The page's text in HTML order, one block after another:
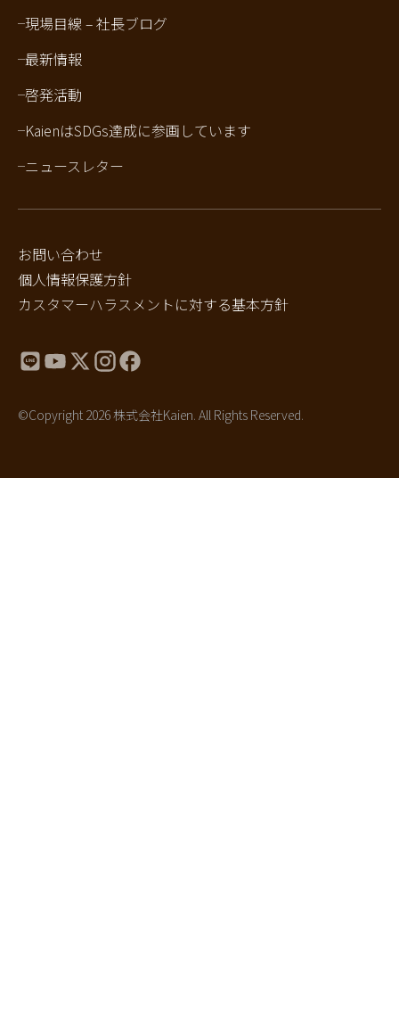
現場目線 – 社長ブログ
最新情報
啓発活動
KaienはSDGs達成に参画しています
ニュースレター
お問い合わせ
個人情報保護方針
カスタマーハラスメントに対する基本方針
©Copyright 2026 株式会社Kaien. All Rights Reserved.